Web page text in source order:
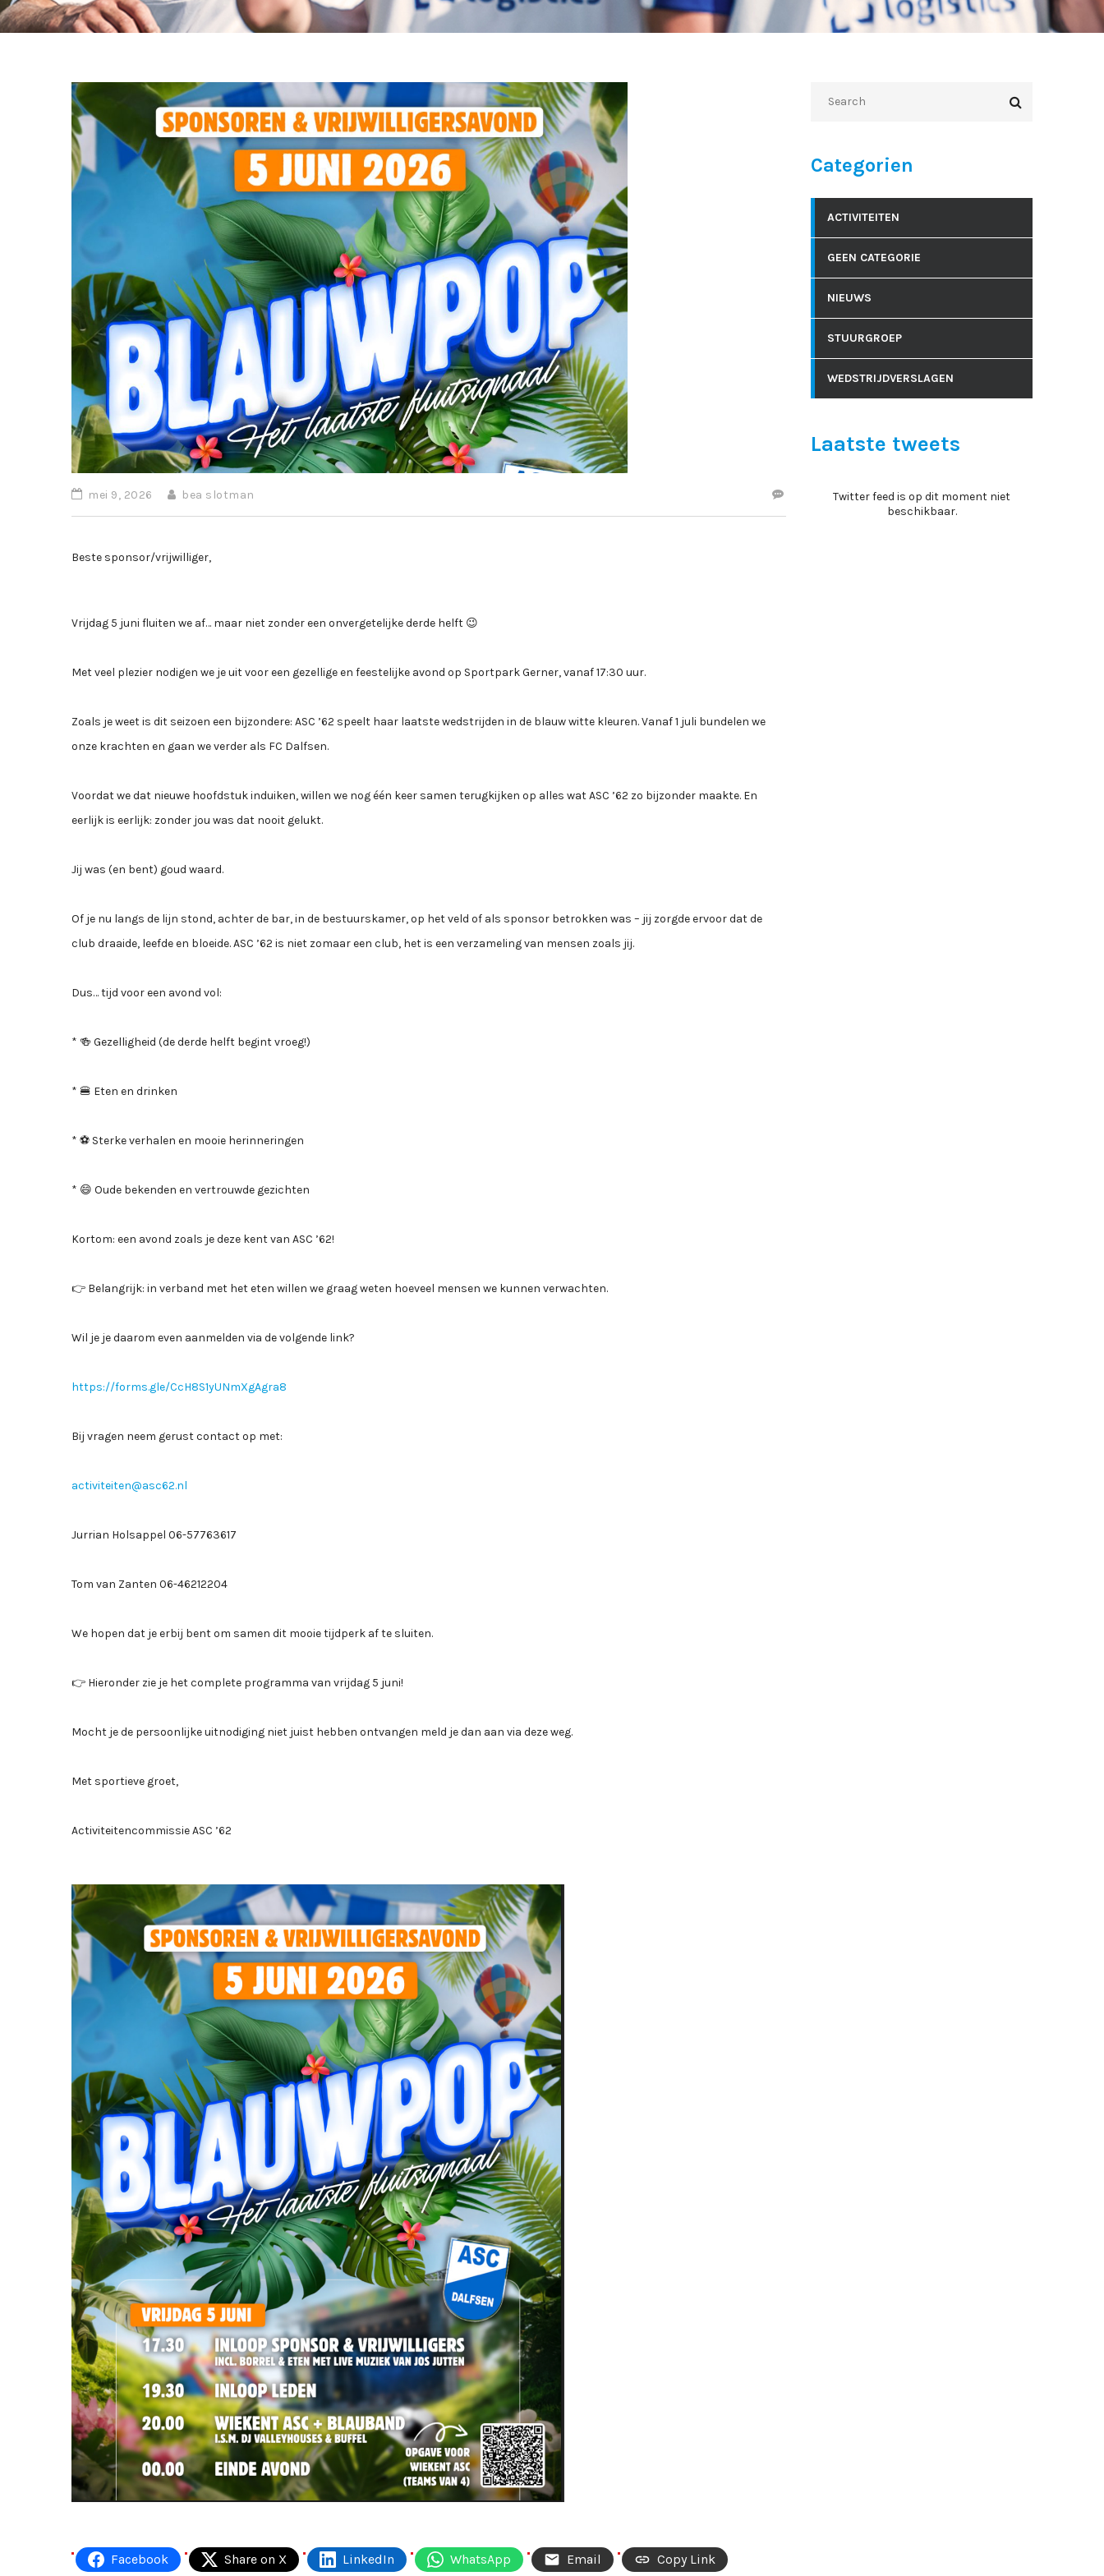
mei 9, 2026 bea slotman
Beste sponsor/vrijwilliger,
Vrijdag 5 juni fluiten we af… maar niet zonder een onvergetelijke derde helft 😉
Met veel plezier nodigen we je uit voor een gezellige en feestelijke avond op Sportpark Gerner, vanaf 17:30 uur.
Zoals je weet is dit seizoen een bijzondere: ASC ’62 speelt haar laatste wedstrijden in de blauw witte kleuren. Vanaf 1 juli bundelen we
onze krachten en gaan we verder als FC Dalfsen.
Voordat we dat nieuwe hoofdstuk induiken, willen we nog één keer samen terugkijken op alles wat ASC ’62 zo bijzonder maakte. En
eerlijk is eerlijk: zonder jou was dat nooit gelukt.
Jij was (en bent) goud waard.
Of je nu langs de lijn stond, achter de bar, in de bestuurskamer, op het veld of als sponsor betrokken was – jij zorgde ervoor dat de
club draaide, leefde en bloeide. ASC ’62 is niet zomaar een club, het is een verzameling van mensen zoals jij.
Dus… tijd voor een avond vol:
* 🍻 Gezelligheid (de derde helft begint vroeg!)
* 🍔 Eten en drinken
* ⚽ Sterke verhalen en mooie herinneringen
* 😄 Oude bekenden en vertrouwde gezichten
Kortom: een avond zoals je deze kent van ASC ’62!
👉 Belangrijk: in verband met het eten willen we graag weten hoeveel mensen we kunnen verwachten.
Wil je je daarom even aanmelden via de volgende link?
https://forms.gle/CcH8S1yUNmXgAgra8
Bij vragen neem gerust contact op met:
activiteiten@asc62.nl
Jurrian Holsappel 06-57763617
Tom van Zanten 06-46212204
We hopen dat je erbij bent om samen dit mooie tijdperk af te sluiten.
👉 Hieronder zie je het complete programma van vrijdag 5 juni!
Mocht je de persoonlijke uitnodiging niet juist hebben ontvangen meld je dan aan via deze weg.
Met sportieve groet,
Activiteitencommissie ASC ’62
Facebook Share on X LinkedIn WhatsApp Email Copy Link
Categorien
ACTIVITEITEN
GEEN CATEGORIE
NIEUWS
STUURGROEP
WEDSTRIJDVERSLAGEN
Laatste tweets
Twitter feed is op dit moment niet
beschikbaar.